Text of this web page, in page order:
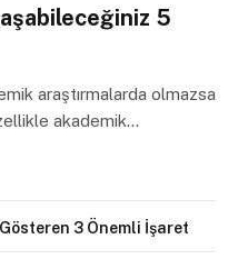
5
araştırmalarda olmazsa
akademik…
3 Önemli İşaret